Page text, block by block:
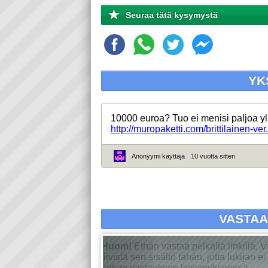
Seuraa tätä kysymystä
10000 euroa? Tuo ei menisi paljoa
http://muropaketti.com/brittilainen-
Anonyymi käyttäjä 10 vuotta sitten
Huom! Ethän vastaa pelkällä linkillä.
tiivistä sen sisältö tähän, jotta lukijan